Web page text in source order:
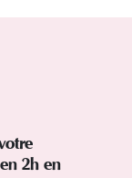
2h en